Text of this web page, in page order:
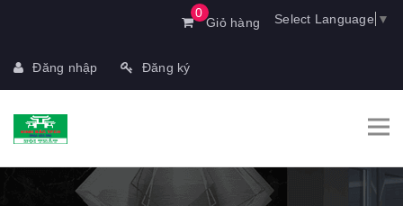
Select Language ▼
0
Giỏ hàng
Đăng nhập Đăng ký